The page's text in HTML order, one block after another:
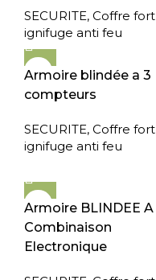
SECURITE, Coffre fort
ignifuge anti feu
Armoire blindée a 3
compteurs
SECURITE, Coffre fort
ignifuge anti feu
Armoire BLINDEE A
Combinaison
Electronique